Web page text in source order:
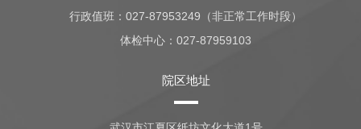
行政值班：027-87953249（非正常工作时段）
体检中心：027-87959103
院区地址